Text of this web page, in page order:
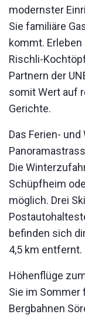
modernster
Sie familiäre
kommt.
Rischli-
Partnern der
somit Wert auf
Gerichte.
Das Ferien-
Die
Schüpfheim
möglich. Drei
befinden sich
4,5 km entfernt.
Höhenflüge
Sie im Sommer
Bergbahnen